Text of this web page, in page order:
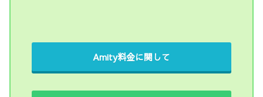
Amity料金に関して